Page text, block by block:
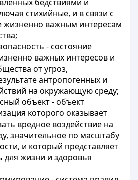
стихийные, и в связи с
важным интересам
- состояние
важных интересов и
от угроз,
антропогенных и
на окружающую среду;
объект - объект
которого оказывает
вредное воздействие на
значительное по масштабу
и который представляет
для жизни и здоровья